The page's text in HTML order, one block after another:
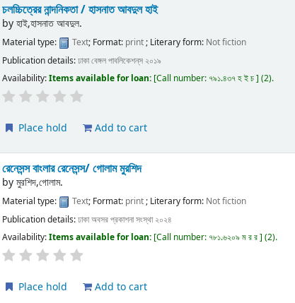
চলচ্চিত্রের নান্দনিকতা / হাসনাত আবদুল হাই
byহাই,হাসনাত আবদুল.
Material type: Text; Format: print; Literary form: Not fiction
Publication details:ঢাকাবেঙ্গল পাবলিকেশন্‌স ২০১৯
Availability:Items available for loan: Call number: ৭৯১.৪৩৭ হ ই চ (2).
Place hold Add to cart
রেনেসন্স বাংলার রেনেসন্স/ গোলাম মুরশিদ
byমুরশিদ,গোলাম.
Material type: Text; Format: print; Literary form: Not fiction
Publication details:ঢাকাঅবসর প্রকাশনা সংস্থা ২০২৪
Availability:Items available for loan: Call number: ৭৮১.৬২০৯ ম র র (2).
Place hold Add to cart